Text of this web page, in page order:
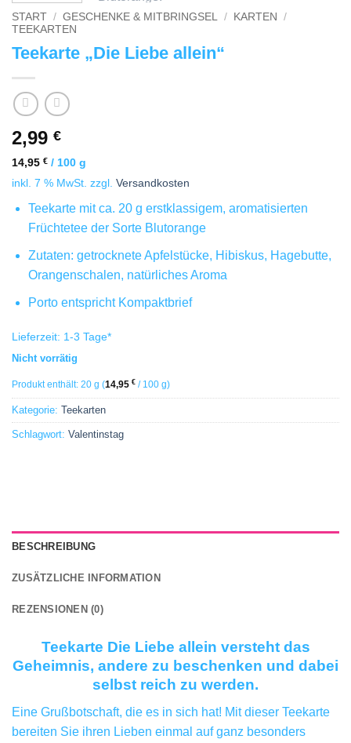
START / GESCHENKE & MITBRINGSEL / KARTEN
/
TEEKARTEN
Teekarte „Die Liebe allein“
2,99 €
14,95 € / 100 g
inkl. 7 % MwSt. zzgl. Versandkosten
Teekarte mit ca. 20 g erstklassigem, aromatisierten
Früchtetee der Sorte Blutorange
Zutaten: getrocknete Apfelstücke, Hibiskus, Hagebutte,
Orangenschalen, natürliches Aroma
Porto entspricht Kompaktbrief
Lieferzeit: 1-3 Tage*
Nicht vorrätig
Produkt enthält: 20 g (14,95 € / 100 g)
Kategorie: Teekarten
Schlagwort: Valentinstag
BESCHREIBUNG
ZUSÄTZLICHE INFORMATION
REZENSIONEN (0)
Teekarte Die Liebe allein versteht das
Geheimnis, andere zu beschenken und dabei
selbst reich zu werden.
Eine Grußbotschaft, die es in sich hat! Mit dieser Teekarte
bereiten Sie ihren Lieben einmal auf ganz besonders